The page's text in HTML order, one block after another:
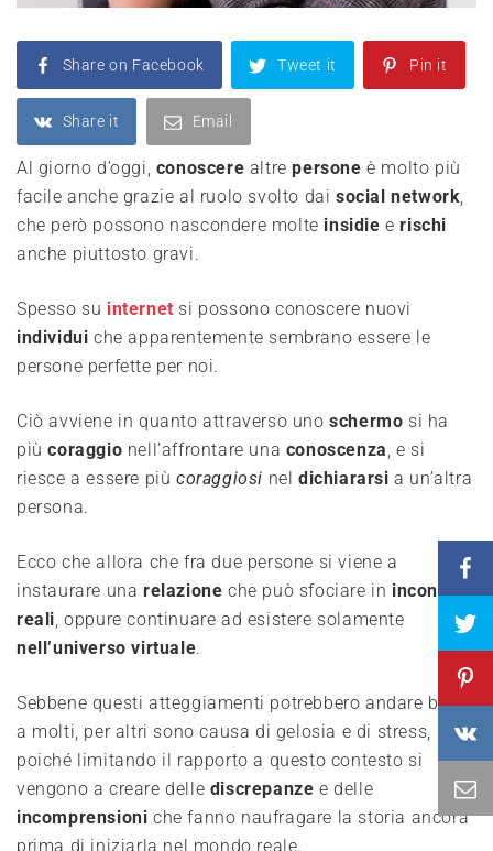
Share on Facebook Tweet it Pin it
Share it Email
Al giorno d’oggi, conoscere altrepersone è molto più
facile anche grazie al ruolo svolto daisocial network
che però possono nascondere molte insidie erischi
anche piuttosto gravi.
Spesso su internet si possono conoscere nuovi
individui che apparentemente sembrano essere le
persone perfette per noi.
Ciò avviene in quanto attraverso unoschermo si ha
piùcoraggio nell’affrontare una conoscenza , e si
riesce a essere più coraggiosi nel dichiararsi a un’altra
persona.
Ecco che allora che fra due persone si viene a
instaurare una relazione che può sfociare in incontri
reali , oppure continuare ad esistere solamente
nell’universo virtuale.
Sebbene questi atteggiamenti potrebbero andare bene
a molti, per altri sono causa di gelosia e di stress,
poiché limitando il rapporto a questo contesto si
vengono a creare delle discrepanze e delle
incomprensioni che fanno naufragare la storia ancora
prima di iniziarla nel mondo reale.